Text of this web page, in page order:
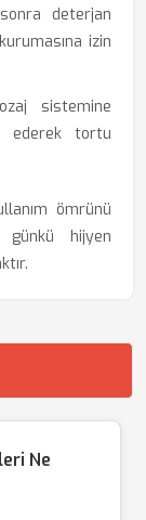
deterjan
izin
sistemine
ederek tortu
ömrünü
hijyen
Ne